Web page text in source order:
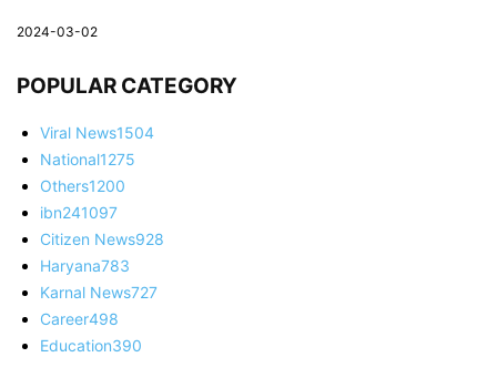
2024-03-02
POPULAR CATEGORY
Viral News1504
National1275
Others1200
ibn241097
Citizen News928
Haryana783
Karnal News727
Career498
Education390